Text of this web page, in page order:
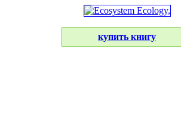
купить книгу